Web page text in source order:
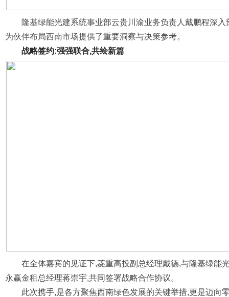
隆基绿能光建系统事业部云贵川渝业务负责人戴鹏程深
为伙伴布局西南市场提供了重要洞察与决策参考。
战略签约:强强联合,共绘新篇
在全体嘉宾的见证下,菱重高投副总经理戴德,与隆基绿能
永赢金租总经理蒋崇宇,共同签署战略合作协议。
此次携手,是各方聚焦西南绿色发展的关键举措,更是迈向